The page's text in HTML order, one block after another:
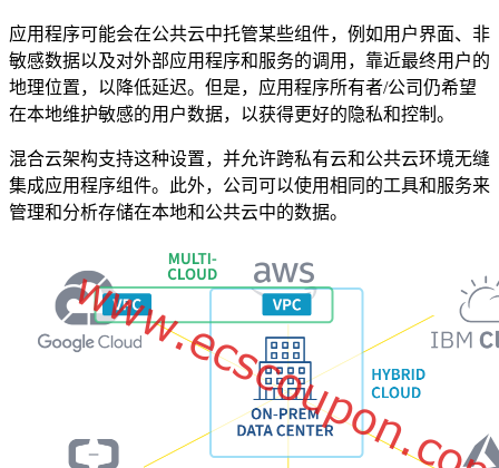
应用程序可能会在公共云中托管某些组件，例如用户界面、非
敏感数据以及对外部应用程序和服务的调用，靠近最终用户的
地理位置，以降低延迟。但是，应用程序所有者/公司仍希望
在本地维护敏感的用户数据，以获得更好的隐私和控制。
混合云架构支持这种设置，并允许跨私有云和公共云环境无缝
集成应用程序组件。此外，公司可以使用相同的工具和服务来
管理和分析存储在本地和公共云中的数据。